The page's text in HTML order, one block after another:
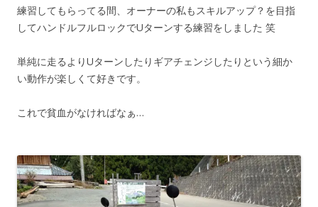
練習してもらってる間、オーナーの私もスキルアップ？を目指
してハンドルフルロックでUターンする練習をしました 笑
単純に走るよりUターンしたりギアチェンジしたりという細か
い動作が楽しくて好きです。
これで貧血がなければなぁ…